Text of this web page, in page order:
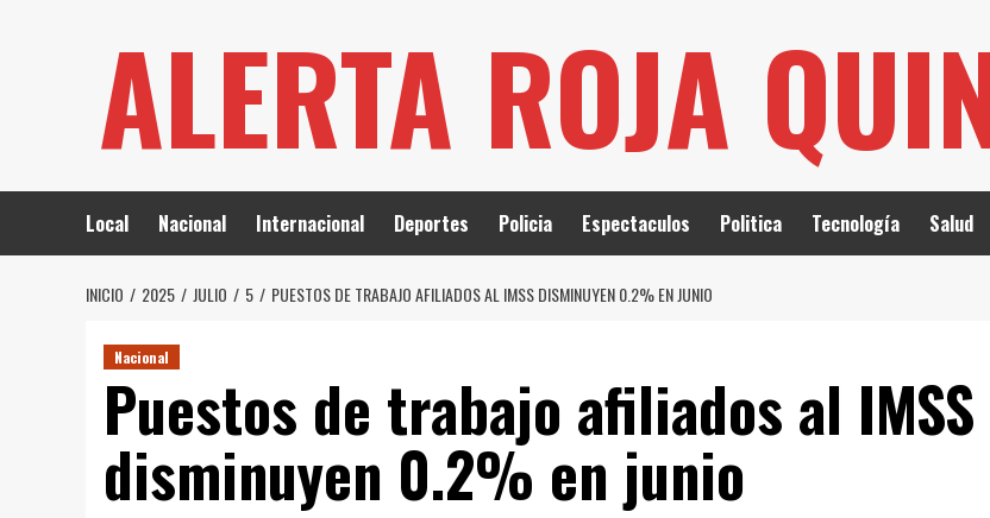
ALERTA ROJA
Local Nacional Internacional Deportes Policia Espectaculos Politica Tecnología Salud
INICIO 2025 JULIO 5 PUESTOS DE TRABAJO AFILIADOS AL IMSS DISMINUYEN 0.2% EN JUNIO
Nacional
Puestos de trabajo afiliados al IMSS
disminuyen 0.2% en junio